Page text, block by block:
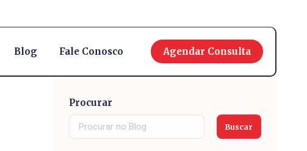
Blog Fale Conosco Agendar Consulta
Procurar
Buscar